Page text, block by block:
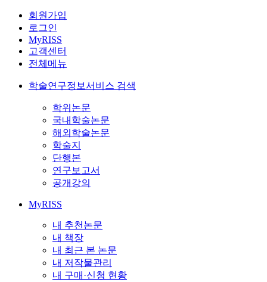
회원가입
로그인
MyRISS
고객센터
전체메뉴
학술연구정보서비스 검색
학위논문
국내학술논문
해외학술논문
학술지
단행본
연구보고서
공개강의
MyRISS
내 추천논문
내 책장
내 최근 본 논문
내 저작물관리
내 구매·신청 현황